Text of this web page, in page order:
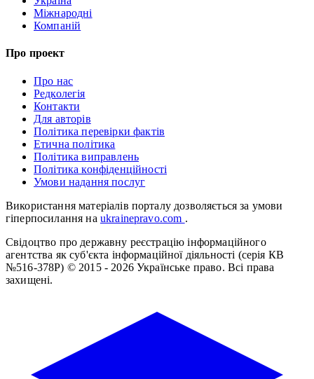
Міжнародні
Компаній
Про проект
Про нас
Редколегія
Контакти
Для авторів
Політика перевірки фактів
Етична політика
Політика виправлень
Політика конфіденційності
Умови надання послуг
Використання матеріалів порталу дозволяється за умови
гіперпосилання на ukrainepravo.com .
Свідоцтво про державну реєстрацію інформаційного
агентства як суб'єкта інформаційної діяльності (серія КВ
№516-378Р) © 2015 - 2026 Українське право. Всі права
захищені.